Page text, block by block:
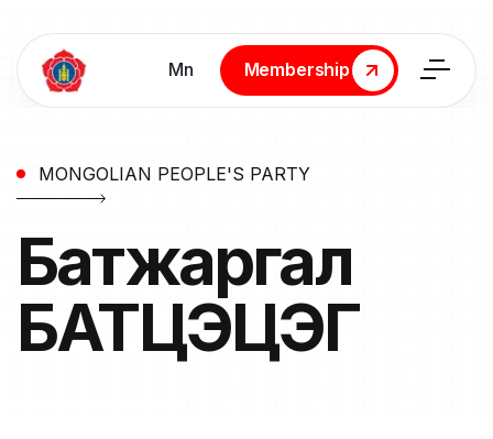
Мn
Membership
Membership
MONGOLIAN PEOPLE'S PARTY
Батжаргал
БАТЦЭЦЭГ